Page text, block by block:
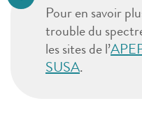
Pour en savoir
trouble du
les sites de l’
SUSA.